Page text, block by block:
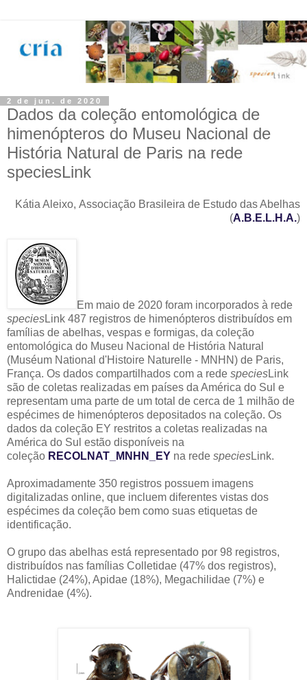
2 de jun. de 2020
Dados da coleção entomológica de
himenópteros do Museu Nacional de
História Natural de Paris na rede
speciesLink
Kátia Aleixo, Associação Brasileira de Estudo das Abelhas
(A.B.E.L.H.A.)
Em maio de 2020 foram incorporados à rede
speciesLink 487 registros de himenópteros distribuídos em
famílias de abelhas, vespas e formigas, da coleção
entomológica do Museu Nacional de História Natural
(Muséum National d'Histoire Naturelle - MNHN) de Paris,
França. Os dados compartilhados com a rede speciesLink
são de coletas realizadas em países da América do Sul e
representam uma parte de um total de cerca de 1 milhão de
espécimes de himenópteros depositados na coleção. Os
dados da coleção EY restritos a coletas realizadas na
América do Sul estão disponíveis na
coleção RECOLNAT_MNHN_EY na rede speciesLink.
Aproximadamente 350 registros possuem imagens
digitalizadas online, que incluem diferentes vistas dos
espécimes da coleção bem como suas etiquetas de
identificação.
O grupo das abelhas está representado por 98 registros,
distribuídos nas famílias Colletidae (47% dos registros),
Halictidae (24%), Apidae (18%), Megachilidae (7%) e
Andrenidae (4%).